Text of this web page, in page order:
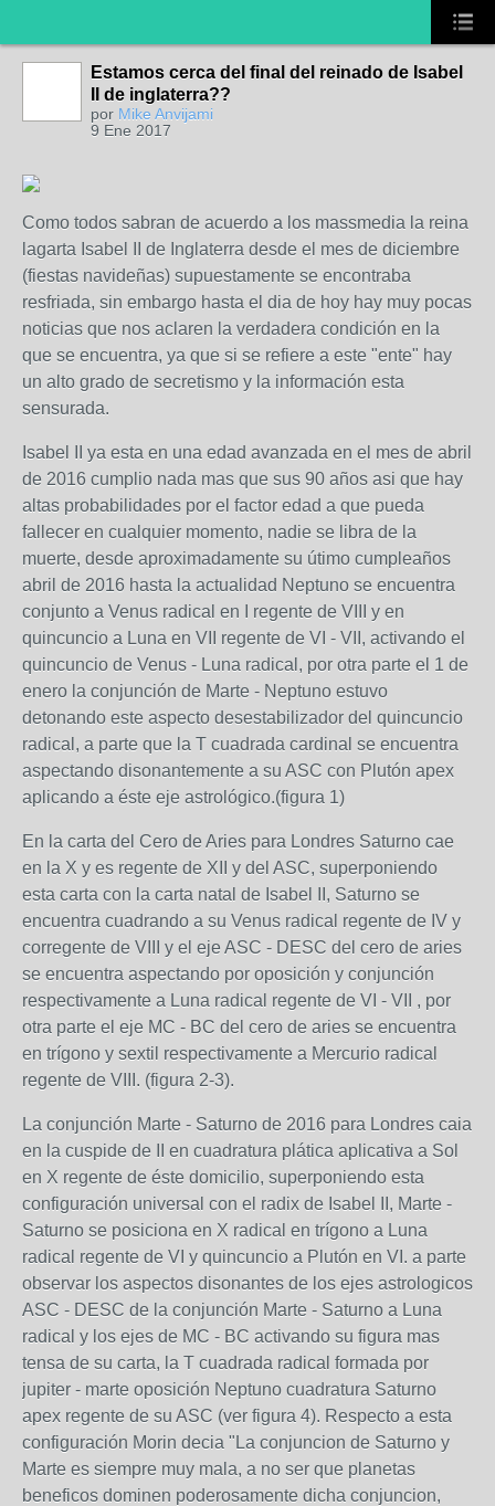
Estamos cerca del final del reinado de Isabel
II de inglaterra??
por Mike Anvijami
9 Ene 2017
Como todos sabran de acuerdo a los massmedia la reina
lagarta Isabel II de Inglaterra desde el mes de diciembre
(fiestas navideñas) supuestamente se encontraba
resfriada, sin embargo hasta el dia de hoy hay muy pocas
noticias que nos aclaren la verdadera condición en la
que se encuentra, ya que si se refiere a este "ente" hay
un alto grado de secretismo y la información esta
sensurada.
Isabel II ya esta en una edad avanzada en el mes de abril
de 2016 cumplio nada mas que sus 90 años asi que hay
altas probabilidades por el factor edad a que pueda
fallecer en cualquier momento, nadie se libra de la
muerte, desde aproximadamente su útimo cumpleaños
abril de 2016 hasta la actualidad Neptuno se encuentra
conjunto a Venus radical en I regente de VIII y en
quincuncio a Luna en VII regente de VI - VII, activando el
quincuncio de Venus - Luna radical, por otra parte el 1 de
enero la conjunción de Marte - Neptuno estuvo
detonando este aspecto desestabilizador del quincuncio
radical, a parte que la T cuadrada cardinal se encuentra
aspectando disonantemente a su ASC con Plutón apex
aplicando a éste eje astrológico.(figura 1)
En la carta del Cero de Aries para Londres Saturno cae
en la X y es regente de XII y del ASC, superponiendo
esta carta con la carta natal de Isabel II, Saturno se
encuentra cuadrando a su Venus radical regente de IV y
corregente de VIII y el eje ASC - DESC del cero de aries
se encuentra aspectando por oposición y conjunción
respectivamente a Luna radical regente de VI - VII , por
otra parte el eje MC - BC del cero de aries se encuentra
en trígono y sextil respectivamente a Mercurio radical
regente de VIII. (figura 2-3).
La conjunción Marte - Saturno de 2016 para Londres caia
en la cuspide de II en cuadratura plática aplicativa a Sol
en X regente de éste domicilio, superponiendo esta
configuración universal con el radix de Isabel II, Marte -
Saturno se posiciona en X radical en trígono a Luna
radical regente de VI y quincuncio a Plutón en VI. a parte
observar los aspectos disonantes de los ejes astrologicos
ASC - DESC de la conjunción Marte - Saturno a Luna
radical y los ejes de MC - BC activando su figura mas
tensa de su carta, la T cuadrada radical formada por
jupiter - marte oposición Neptuno cuadratura Saturno
apex regente de su ASC (ver figura 4). Respecto a esta
configuración Morin decia "La conjuncion de Saturno y
Marte es siempre muy mala, a no ser que planetas
beneficos dominen poderosamente dicha conjuncion,